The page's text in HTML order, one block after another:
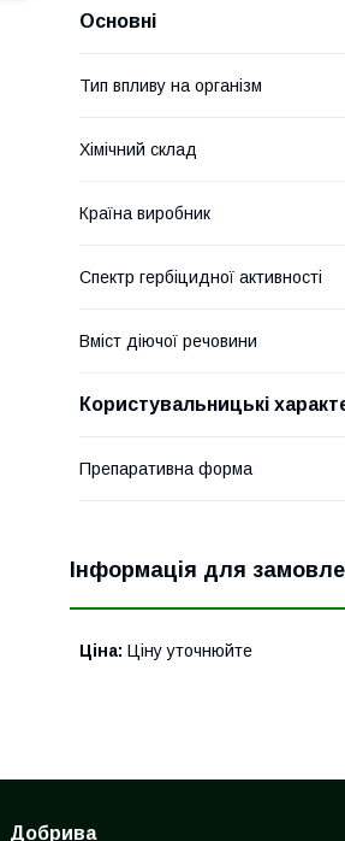
Основні
Тип впливу на організм
Хімічний склад
Країна виробник
Спектр гербіцидної активності
Вміст діючої речовини
Користувальницькі
Препаративна форма
Інформація для
Ціна: Ціну уточнюйте
Добрива